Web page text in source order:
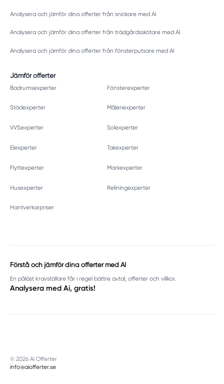
Analysera och jämför dina offerter från snickare med AI
Analysera och jämför dina offerter från trädgårdsskötare med AI
Analysera och jämför dina offerter från fönsterputsare med AI
Jämför offerter
Badrumsexperter Fönsterexperter
Städexperter Måleriexperter
VVSexperter Solexperter
Elexperter Takexperter
Flyttexperter Markexperter
Husexperter Reliningexperter
Hantverkarpriser
Förstå och jämför dina offerter med AI
En påläst kravställare får i regel bättre avtal, offerter och villkor.
Analysera med Ai, gratis!
© 2026 Ai Offerter
info@aiofferter.se